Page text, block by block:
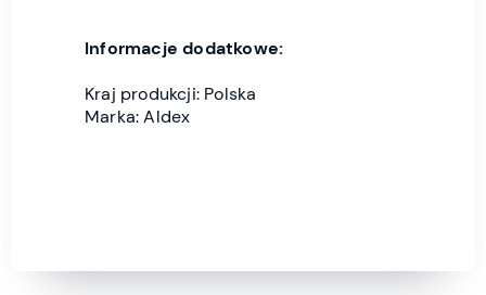
Informacje dodatkowe:
Kraj produkcji: Polska
Marka: Aldex